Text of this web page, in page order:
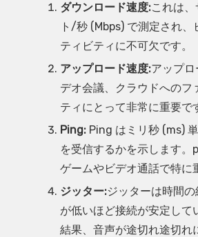
ダウンロード速度:これは
ト/秒 (Mbps) で測定され
ティビティに不可欠です。
アップロード速度:アップ
デオ会議、クラウドへの
ティにとって非常に重要で
Ping: Ping はミリ秒 (ms)
を受信するかを示します
ゲームやビデオ通話で特に
ジッター:ジッターは時間
が低いほど接続が安定し
結果、音声が途切れ途切れ